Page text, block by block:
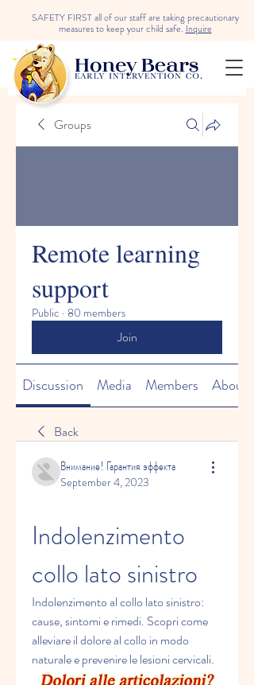
SAFETY FIRST all of our staff are taking precautionary
measures to keep your child safe.Inquire
Groups
Remote learning
support
Public · 80 members
Join
Discussion Media Members About
Back
Внимание! Гарантия эффекта
September 4, 2023
Indolenzimento
collo lato sinistro
Indolenzimento al collo lato sinistro:
cause, sintomi e rimedi. Scopri come
alleviare il dolore al collo in modo
naturale e prevenire le lesioni cervicali.